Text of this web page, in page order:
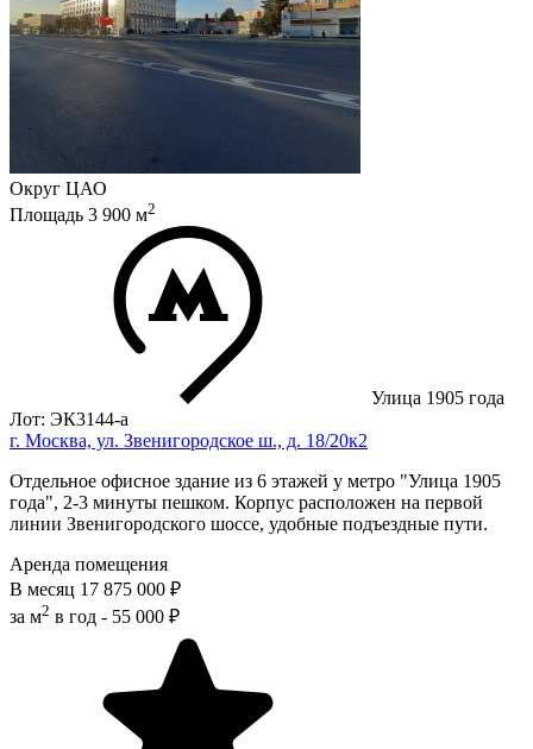
Округ ЦАО
Площадь 3 900 м2
Улица 1905 года
Лот: ЭК3144-a
г. Москва, ул. Звенигородское ш., д. 18/20к2
Отдельное офисное здание из 6 этажей у мeтpo "Улица 1905
года", 2-3 минуты пешком. Корпус расположен на первой
линии Звенигородского шоссе, удобные подъездные пути.
Аренда помещения
В месяц 17 875 000 ₽
за м2 в год - 55 000 ₽